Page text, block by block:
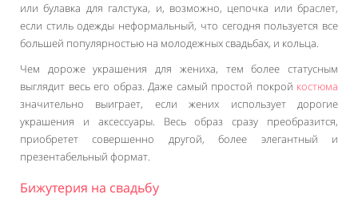
или булавка для галстука, и, возможно, цепочка или браслет,
если стиль одежды неформальный, что сегодня пользуется все
большей популярностью на молодежных свадьбах, и кольца.
Чем дороже украшения для жениха, тем более статусным
выглядит весь его образ. Даже самый простой покрой костюма
значительно выиграет, если жених использует дорогие
украшения и аксессуары. Весь образ сразу преобразится,
приобретет совершенно другой, более элегантный и
презентабельный формат.
Бижутерия на свадьбу